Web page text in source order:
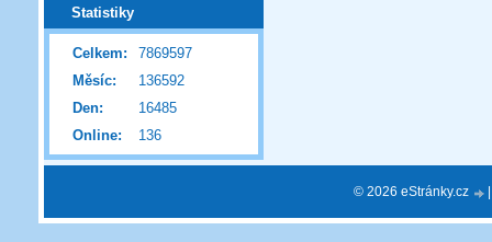
Statistiky
Online: 136
Celkem:
7869597
Měsíc:
136592
Den:
16485
© 2026 eStránky.cz